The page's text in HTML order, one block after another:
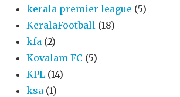
kerala premier league (5)
KeralaFootball (18)
kfa (2)
Kovalam FC (5)
KPL (14)
ksa (1)